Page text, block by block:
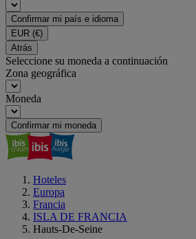
Confirmar mi país e idioma
EUR (€)
Atrás
Seleccione su moneda a continuación
Zona geográfica
Moneda
Confirmar mi moneda
Hoteles
Europa
Francia
ISLA DE FRANCIA
Hauts-De-Seine